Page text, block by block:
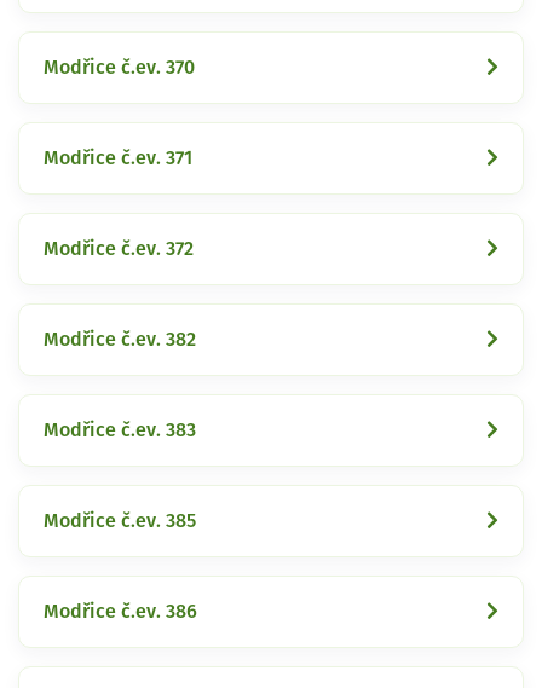
Modřice č.ev. 370
Modřice č.ev. 371
Modřice č.ev. 372
Modřice č.ev. 382
Modřice č.ev. 383
Modřice č.ev. 385
Modřice č.ev. 386